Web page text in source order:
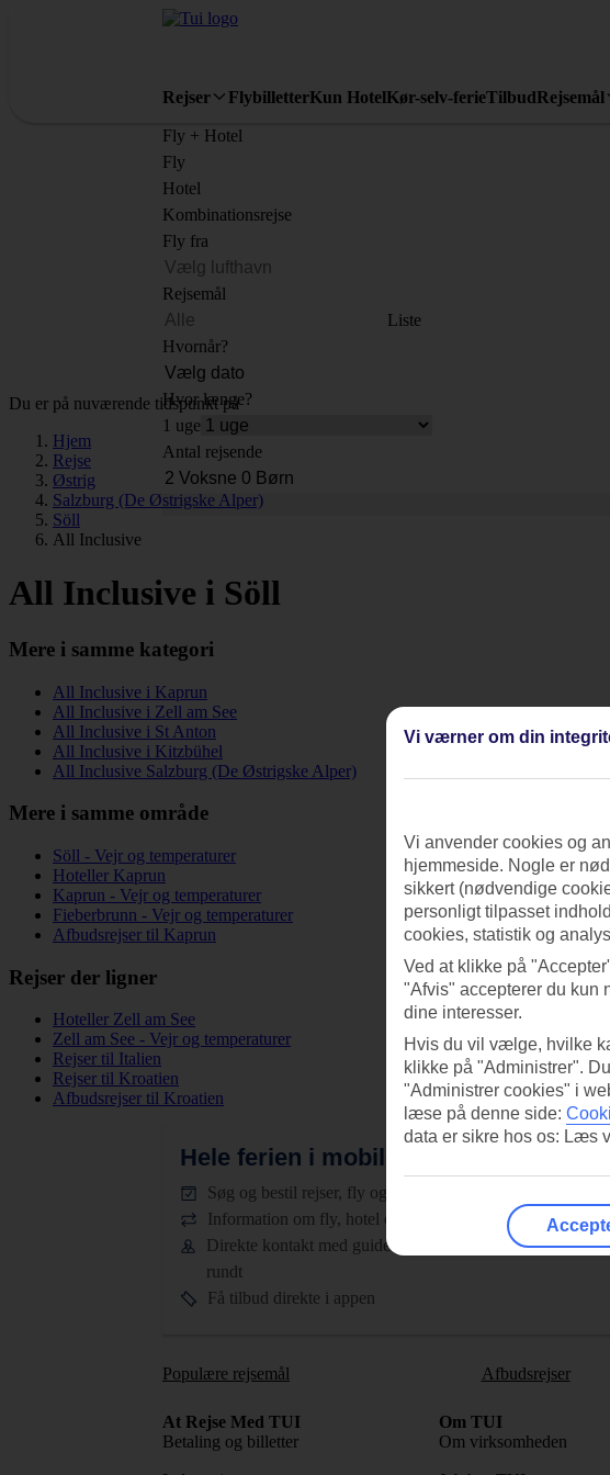
Rejser FlybilletterKun HotelKør-selv-ferieTilbudRejsemål
Fly + Hotel
Fly
Hotel
Kombinationsrejse
Fly fra
Rejsemål
Liste
Hvornår?
Hvor længe?
1 uge
Antal rejsende
Du er på nuværende tidspunkt på
Hjem
Rejse
Østrig
Salzburg (De Østrigske Alper)
Söll
All Inclusive
All Inclusive i Söll
Mere i samme kategori
All Inclusive i Kaprun
All Inclusive i Zell am See
All Inclusive i St Anton
All Inclusive i Kitzbühel
All Inclusive Salzburg (De Østrigske Alper)
Mere i samme område
Söll - Vejr og temperaturer
Hoteller Kaprun
Kaprun - Vejr og temperaturer
Fieberbrunn - Vejr og temperaturer
Afbudsrejser til Kaprun
Rejser der ligner
Hoteller Zell am See
Zell am See - Vejr og temperaturer
Rejser til Italien
Rejser til Kroatien
Afbudsrejser til Kroatien
Hele ferien i mobilen.
Søg og bestil rejser, fly og hotel
Information om fly, hotel og transfer
Direkte kontakt med guiderne døgnet
rundt
Få tilbud direkte i appen
mobilkamera
Populære rejsemål Afbudsrejser
At Rejse Med TUI
Betaling og billetter
Om TUI
Om virksomheden
Vi værner om din
Vi anvender cookies og
hjemmeside. Nogle er
sikkert (nødvendige
personligt tilpasset
cookies, statistik og
Ved at klikke på
"Afvis" accepterer du kun
dine interesser.
Hvis du vil vælge, hvilke
klikke på "Administrer".
"Administrer cookies" i
læse på denne side:
data er sikre hos os: Læs